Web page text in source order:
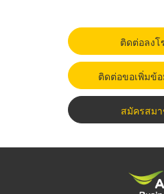
ติดต่อลง
ติดต่อขอเพิ่มข้
สมัครสม